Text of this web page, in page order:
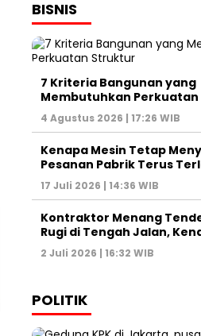
BISNIS
7 Kriteria Bangunan yang
Membutuhkan
4 Agustus 2026 | 17:26 WIB
Kenapa Mesin Tetap
Pesanan Pabrik Terus
17 Juli 2026 | 14:36 WIB
Kontraktor Menang
Rugi di Tengah Jalan,
2 Juli 2026 | 16:32 WIB
POLITIK